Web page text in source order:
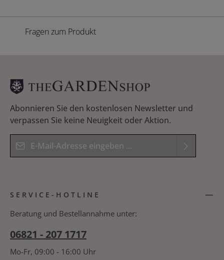
Fragen zum Produkt
Abonnieren Sie den kostenlosen Newsletter und
verpassen Sie keine Neuigkeit oder Aktion.
E-Mail-Adresse*
Kenntnis genommen und die
Bitte geben Sie das Ergebnis der Gleichung in das
nachfolgende Textfeld ein. *
SERVICE-HOTLINE
Beratung und Bestellannahme unter:
06821 - 207 1717
Mo-Fr, 09:00 - 16:00 Uhr